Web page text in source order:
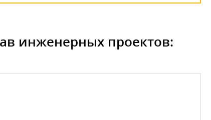
инженерных проектов: